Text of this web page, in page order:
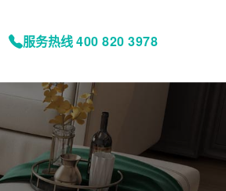
服务热线400 820 3978